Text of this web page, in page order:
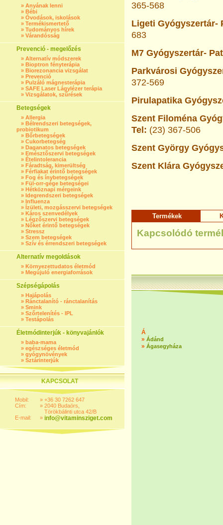
» Anyának lenni
» Bébi
» Óvodások, iskolások
» Termékismertető
» Tudományos hírek
» Várandósság
Prevenció - megelőzés
» Alternatív módszerek
» Bioptron fényterápia
» Biorezonancia vizsgálat
» Prevenció
» Pulzáló mágnesterápia
» SAFE Laser Lágylézer terápia
» Vizsgálatok, szűrések
Betegségek
» Allergia
» Bélrendszeri betegségek,
probiotikum
» Bőrbetegségek
» Cukorbetegség
» Daganatos betegségek
» Emésztőszervi betegségek
» Ételintolerancia
» Fáradtság, kimerültség
» Férfiakat érintő betegségek
» Fog és ínybetegségek
» Fül-orr-gége betegségei
» Hétköznapi mérgeink
» Idegrendszeri betegségek
» Influenza
» Ízületi, mozgásszervi betegségek
» Káros szenvedélyek
» Légzőszervi betegségek
» Nőket érintő betegségek
» Stressz
» Szem betegségek
» Szív és érrendszeri betegségek
Alternatív megoldások
» Környezettudatos életmód
» Megújuló energiaforrások
Szépségápolás
» Hajápolás
» Ránctalanító - ránctalanítás
» Smink
» Szőrtelenítés - IPL
» Testápolás
Életmódinterjúk - könyvajánlók
» baba-mama
» egészséges életmód
» gyógynövények
» Sztárinterjúk
KAPCSOLAT
Mobil:
Cím:
E-mail:
»
»
»
+36 30 7262 647
2040 Budaörs,
Törökbálinti utca 42/B
info@vitaminsziget.com
365-568
Ligeti Gyógyszertár-
683
M7 Gyógyszertár-
Parkvárosi
372-569
Pirulapatika
Szent Filoména
Tel: (23) 367-506
Szent György
Szent Klára
Termékek
Kapcsolódó
Á
» Ádánd
» Ágasegyháza